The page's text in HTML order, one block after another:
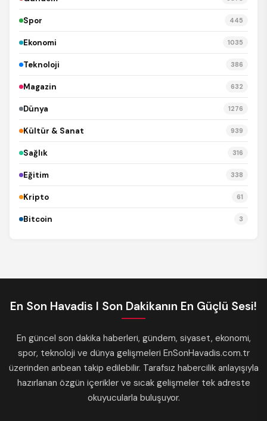
Spor 445
Ekonomi 1035
Teknoloji 386
Magazin 632
Dünya 1276
Kültür & Sanat 939
Sağlık 316
Eğitim 338
Kripto 61
Bitcoin 3
En Son Havadis I Son Dakikanın En Güçlü Sesi!
En güncel son dakika haberleri, gündem, siyaset, ekonomi,
spor, teknoloji ve dünya gelişmeleri EnSonHavadis.com.tr
üzerinden anbean takip edilebilir. Tarafsız habercilik anlayışıyla
hazırlanan özgün içerikler ve sıcak gelişmeler tek adreste
okuyucularla buluşuyor.